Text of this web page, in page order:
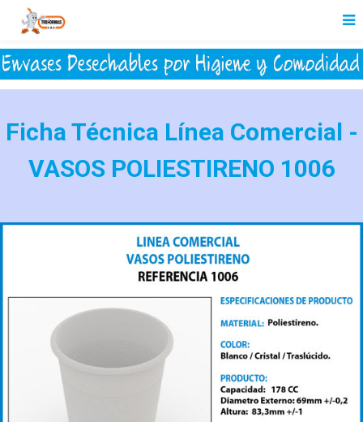
Ficha Técnica Línea Comercial -
VASOS POLIESTIRENO 1006